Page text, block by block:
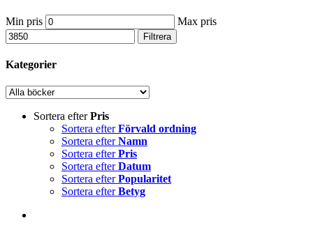
Min pris Max pris
Filtrera
Kategorier
Sortera efterPris
Sortera efterFörvald ordning
Sortera efterNamn
Sortera efterPris
Sortera efterDatum
Sortera efterPopularitet
Sortera efterBetyg